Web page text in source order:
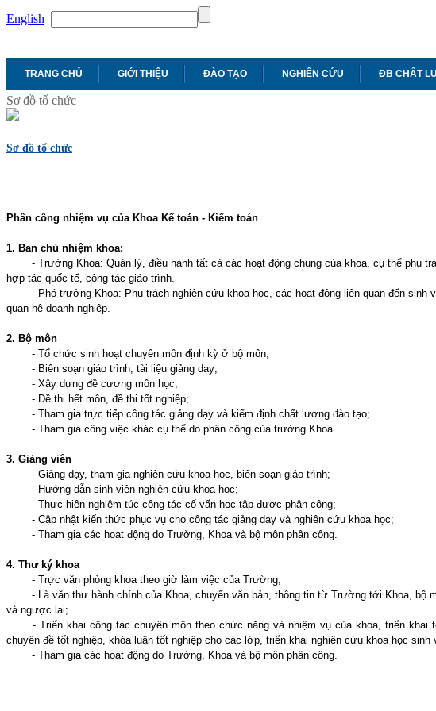
English
TRANG CHỦ GIỚI THIỆU ĐÀO TẠO NGHIÊN CỨU ĐB CHẤT
Sơ đồ tổ chức
Sơ đồ tổ chức
Phân công nhiệm vụ của Khoa Kế toán - Kiểm toán
1. Ban chủ nhiệm khoa:
- Trưởng Khoa: Quản lý, điều hành tất cả các hoạt động chung của khoa, cụ thể phụ
hợp tác quốc tế, công tác giáo trình.
- Phó trưởng Khoa: Phụ trách nghiên cứu khoa học, các hoạt động liên quan đến sinh
quan hệ doanh nghiệp.
2. Bộ môn
- Tổ chức sinh hoạt chuyên môn định kỳ ở bộ môn;
- Biên soạn giáo trình, tài liệu giảng dạy;
- Xây dựng đề cương môn học;
- Đề thi hết môn, đề thi tốt nghiệp;
- Tham gia trực tiếp công tác giảng dạy và kiểm định chất lượng đào tạo;
- Tham gia công việc khác cụ thể do phân công của trưởng Khoa.
3. Giảng viên
- Giảng dạy, tham gia nghiên cứu khoa học, biên soạn giáo trình;
- Hướng dẫn sinh viên nghiên cứu khoa học;
- Thực hiện nghiêm túc công tác cố vấn học tập được phân công;
- Cập nhật kiến thức phục vụ cho công tác giảng dạy và nghiên cứu khoa học;
- Tham gia các hoạt động do Trường, Khoa và bộ môn phân công.
4. Thư ký khoa
- Trực văn phòng khoa theo giờ làm việc của Trường;
- Là văn thư hành chính của Khoa, chuyển văn bản, thông tin từ Trường tới Khoa, bộ
và ngược lại;
- Triển khai công tác chuyên môn theo chức năng và nhiệm vụ của khoa, triển khai
chuyên đề tốt nghiệp, khóa luận tốt nghiệp cho các lớp, triển khai nghiên cứu khoa học sinh
- Tham gia các hoạt động do Trường, Khoa và bộ môn phân công.